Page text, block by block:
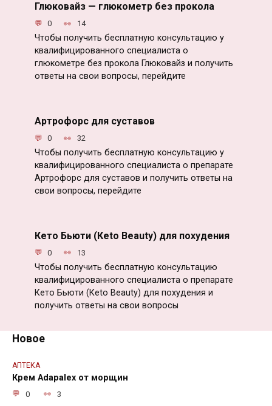
Глюковайз — глюкометр без прокола
0 14
Чтобы получить бесплатную консультацию у
квалифицированного специалиста о
глюкометре без прокола Глюковайз и получить
ответы на свои вопросы, перейдите
Артрофорс для суставов
0 32
Чтобы получить бесплатную консультацию у
квалифицированного специалиста о препарате
Артрофорс для суставов и получить ответы на
свои вопросы, перейдите
Кето Бьюти (Кeto Beauty) для похудения
0 13
Чтобы получить бесплатную консультацию
квалифицированного специалиста о препарате
Кето Бьюти (Кeto Beauty) для похудения и
получить ответы на свои вопросы
Новое
АПТЕКА
Крем Adapalex от морщин
0 3